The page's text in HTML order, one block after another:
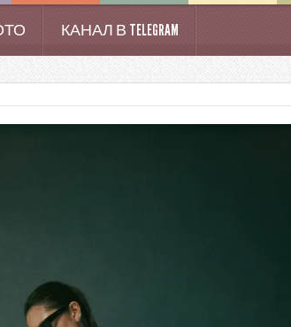
КАНАЛ В TELEGRAM